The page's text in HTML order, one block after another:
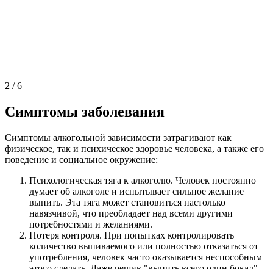
2 /6
Симптомы заболевания
Симптомы алкогольной зависимости затрагивают как
физическое, так и психическое здоровье человека, а также его
поведение и социальное окружение:
Психологическая тяга к алкоголю. Человек постоянно
думает об алкоголе и испытывает сильное желание
выпить. Эта тяга может становиться настолько
навязчивой, что преобладает над всеми другими
потребностями и желаниями.
Потеря контроля. При попытках контролировать
количество выпиваемого или полностью отказаться от
употребления, человек часто оказывается неспособным